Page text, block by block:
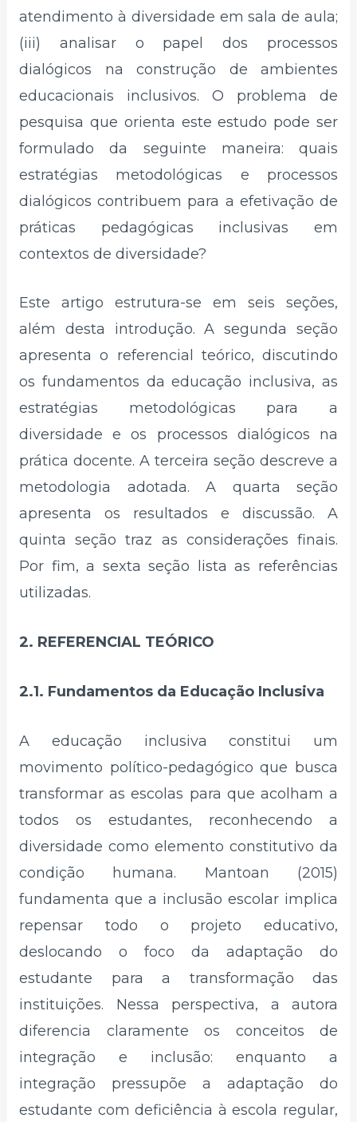
atendimento à diversidade em sala de aula;
(iii) analisar o papel dos processos
dialógicos na construção de ambientes
educacionais inclusivos. O problema de
pesquisa que orienta este estudo pode ser
formulado da seguinte maneira: quais
estratégias metodológicas e processos
dialógicos contribuem para a efetivação de
práticas pedagógicas inclusivas em
contextos de diversidade?
Este artigo estrutura-se em seis seções,
além desta introdução. A segunda seção
apresenta o referencial teórico, discutindo
os fundamentos da educação inclusiva, as
estratégias metodológicas para a
diversidade e os processos dialógicos na
prática docente. A terceira seção descreve a
metodologia adotada. A quarta seção
apresenta os resultados e discussão. A
quinta seção traz as considerações finais.
Por fim, a sexta seção lista as referências
utilizadas.
2. REFERENCIAL TEÓRICO
2.1. Fundamentos da Educação Inclusiva
A educação inclusiva constitui um
movimento político-pedagógico que busca
transformar as escolas para que acolham a
todos os estudantes, reconhecendo a
diversidade como elemento constitutivo da
condição humana. Mantoan (2015)
fundamenta que a inclusão escolar implica
repensar todo o projeto educativo,
deslocando o foco da adaptação do
estudante para a transformação das
instituições. Nessa perspectiva, a autora
diferencia claramente os conceitos de
integração e inclusão: enquanto a
integração pressupõe a adaptação do
estudante com deficiência à escola regular,